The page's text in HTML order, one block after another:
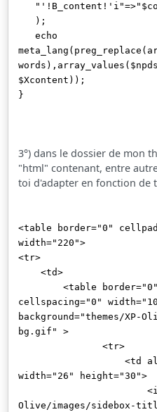
);
echo
$Xcontent));
}
3°) dans le dossier de mon
"html" contenant, entre
toi d'adapter en fonction de
<table border="0"
width="220">
<tr>
<td>
<table border="0"
cellspacing="0"
background="themes/
bg.gif" >
<tr>
<td
width="26" height="30">
<img
Olive/images/sidebox-